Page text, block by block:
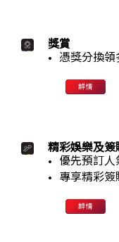
獎賞
憑獎分換領
精彩娛樂及簽
優先預訂人
專享精彩簽